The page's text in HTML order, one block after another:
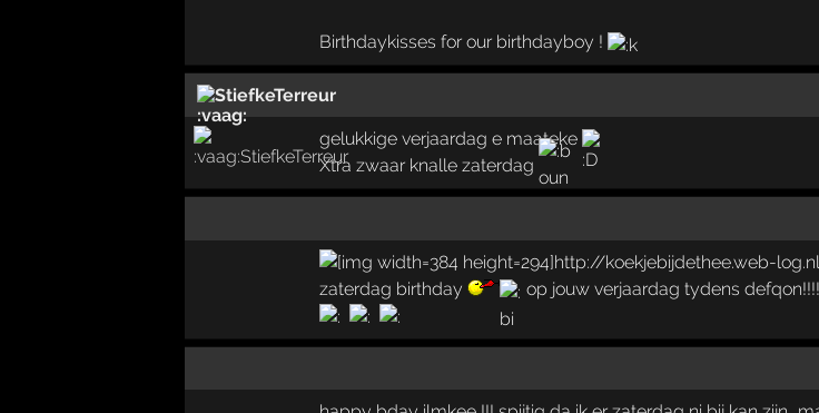
Birthdaykisses for our birthdayboy !
StiefkeTerreur
gelukkige verjaardag e maateke
Xtra zwaar knalle zaterdag
zaterdag birthday op jouw verjaardag tydens